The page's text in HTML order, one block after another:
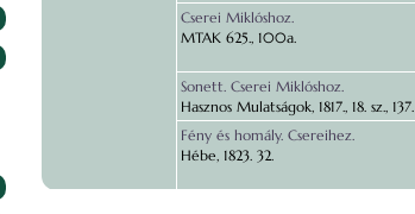
Cserei Miklóshoz.
MTAK 625., 100a.
Sonett. Cserei Miklóshoz.
Hasznos Mulatságok, 1817., 18. sz., 137.
Fény és homály. Csereihez.
Hébe, 1823. 32.